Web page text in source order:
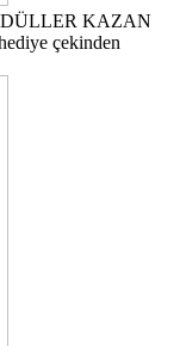
KAZAN
çekinden